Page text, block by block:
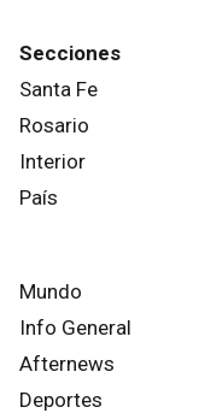
Secciones
Santa Fe
Rosario
Interior
País
Mundo
Info General
Afternews
Deportes